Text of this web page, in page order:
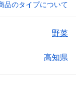
品のタイプについて
野菜
高知県